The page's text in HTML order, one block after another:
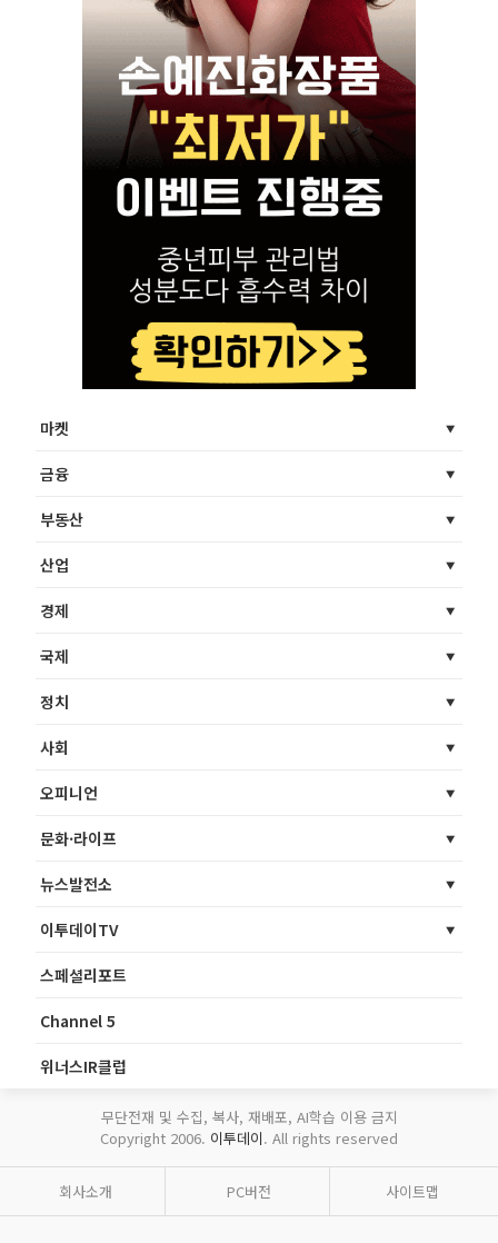
마켓
금융
부동산
산업
경제
국제
정치
사회
오피니언
문화·라이프
뉴스발전소
이투데이TV
스페셜리포트
Channel 5
위너스IR클럽
무단전재 및 수집, 복사, 재배포, AI학습 이용 금지
Copyright 2006. 이투데이. All rights reserved
회사소개 PC버전 사이트맵